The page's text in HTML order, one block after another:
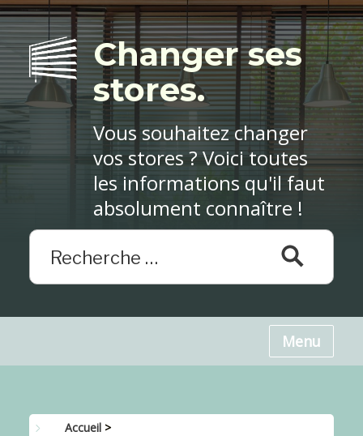
Menu
Changer ses
stores.
Vous souhaitez changer
vos stores ? Voici toutes
les informations qu'il faut
absolument connaître !
Accueil>